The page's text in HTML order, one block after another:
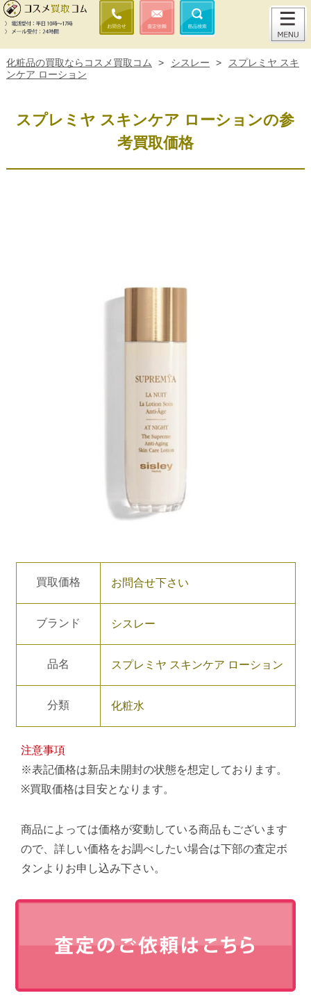
化粧品の買取ならコスメ買取コム > シスレー >
スプレミヤ スキ
ンケア ローション
スプレミヤ スキンケア ローションの参
考買取価格
買取価格 お問合せ下さい
ブランド シスレー
品名 スプレミヤ スキンケア ローション
分類 化粧水
注意事項
※表記価格は新品未開封の状態を想定しております。
※買取価格は目安となります。
商品によっては価格が変動している商品もございます
ので、詳しい価格をお調べしたい場合は下部の査定ボ
タンよりお申し込み下さい。